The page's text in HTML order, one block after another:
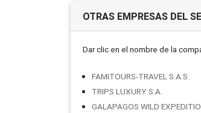
OTRAS EMPRESAS DEL
Dar clic en el nombre de la
FAMITOURS-TRAVEL S.A.S.
TRIPS LUXURY S.A.
GALAPAGOS WILD